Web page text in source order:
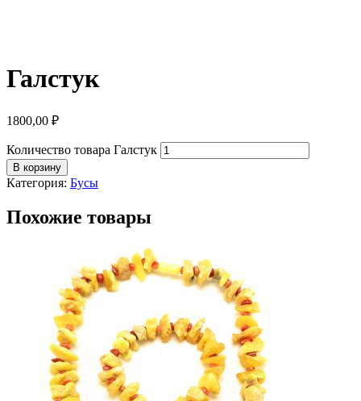
Галстук
1800,00 ₽
Количество товара Галстук
В корзину
Категория: Бусы
Похожие товары